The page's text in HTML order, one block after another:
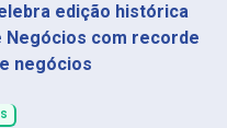
edição histórica
Negócios com recorde
negócios